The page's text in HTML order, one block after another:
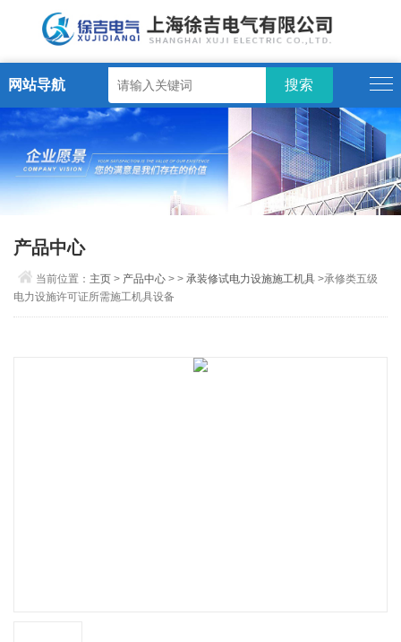
网站导航
产品中心
当前位置： 主页 > 产品中心 > >承装修试电力设施施工机具 >承修类五级
电力设施许可证所需施工机具设备